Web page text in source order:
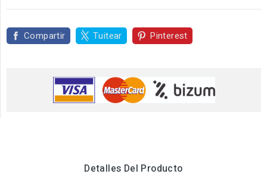
Compartir Tuitear Pinterest
Detalles Del Producto